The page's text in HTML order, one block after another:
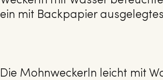
ein mit Backpapier
Die Mohnweckerln leicht mit